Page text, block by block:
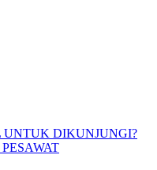
UNTUK DIKUNJUNGI?